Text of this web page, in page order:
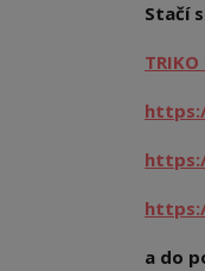
Stačí
a do